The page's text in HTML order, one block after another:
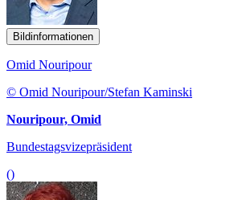
Bildinformationen
Omid Nouripour
© Omid Nouripour/Stefan Kaminski
Nouripour, Omid
Bundestagsvizepräsident
()